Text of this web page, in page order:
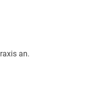
an.